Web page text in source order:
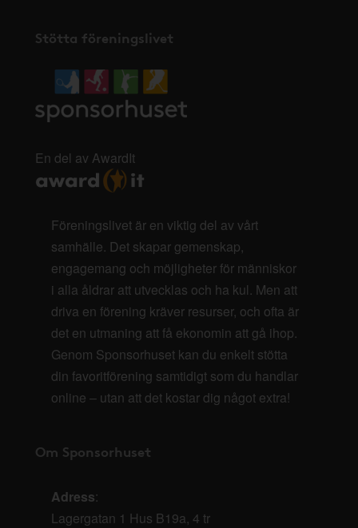
Stötta föreningslivet
En del av AwardIt
Föreningslivet är en viktig del av vårt
samhälle. Det skapar gemenskap,
engagemang och möjligheter för människor
i alla åldrar att utvecklas och ha kul. Men att
driva en förening kräver resurser, och ofta är
det en utmaning att få ekonomin att gå ihop.
Genom Sponsorhuset kan du enkelt stötta
din favoritförening samtidigt som du handlar
online – utan att det kostar dig något extra!
Om Sponsorhuset
Adress:
Lagergatan 1 Hus B19a, 4 tr